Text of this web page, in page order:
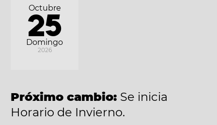
Domingo
Octubre
25
2026
Próximo cambio: Se inicia
Horario de Invierno.